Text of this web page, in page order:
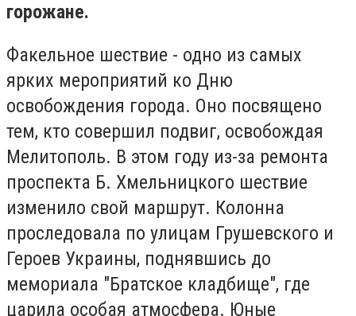
горожане.
Факельное шествие - одно из самых
ярких мероприятий ко Дню
освобождения города. Оно посвящено
тем, кто совершил подвиг, освобождая
Мелитополь. В этом году из-за ремонта
проспекта Б. Хмельницкого шествие
изменило свой маршрут. Колонна
проследовала по улицам Грушевского и
Героев Украины, поднявшись до
мемориала "Братское кладбище", где
царила особая атмосфера. Юные